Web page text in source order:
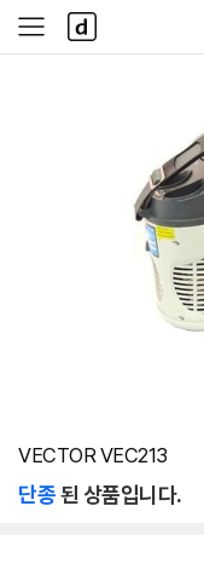
사
이
다
나
와
VECTOR VEC213
단종된 상품입니다.